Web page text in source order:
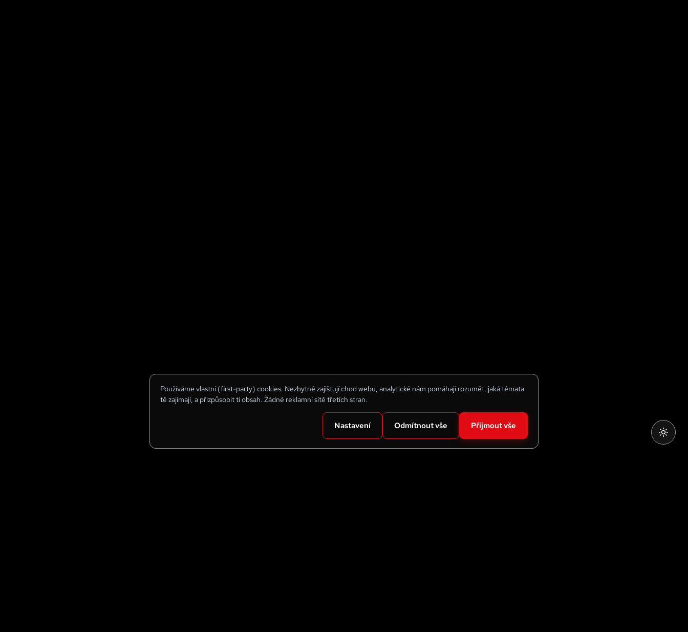
Používáme vlastní (first-party) cookies. Nezbytné zajišťují chod webu, analytické nám pomáhají rozumět, jaká témata
tě zajímají, a přizpůsobit ti obsah. Žádné reklamní sítě třetích stran.
Nastavení Odmítnout vše Přijmout vše